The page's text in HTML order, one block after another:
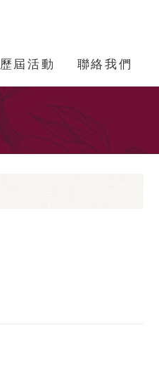
歷屆活動 聯絡我們